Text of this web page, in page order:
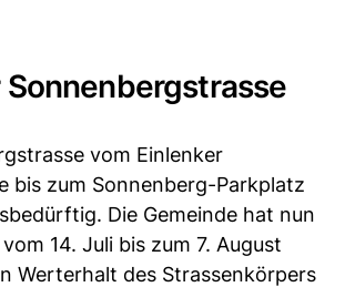
Sonnenbergstrasse
vom Einlenker
bis zum Sonnenberg-Parkplatz
Die Gemeinde hat nun
14. Juli bis zum 7. August
Werterhalt des Strassenkörpers